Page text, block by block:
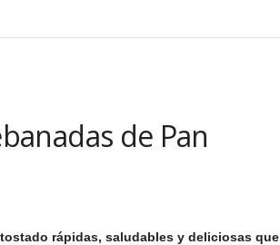
de Pan
rápidas, saludables y deliciosas que